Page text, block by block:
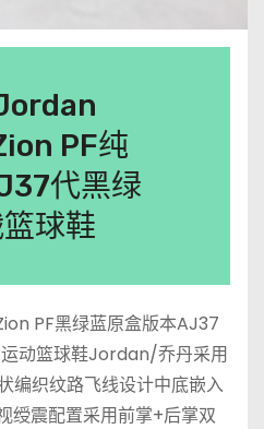
PF纯
代黑绿
球鞋
PF黑绿蓝原盒版本AJ37
动篮球鞋Jordan/乔丹采用
编织纹路飞线设计中底嵌入
震配置采用前掌+后掌双